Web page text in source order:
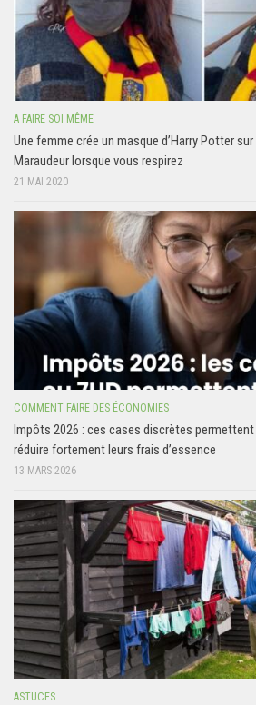
A FAIRE SOI MÊME
Une femme crée un masque d’Harry Potter
Maraudeur lorsque vous respirez
21 MAI 2020
COMMENT FAIRE DES ÉCONOMIES
Impôts 2026 : ces cases discrètes
réduire fortement leurs frais d’essence
13 MARS 2026
ASTUCES